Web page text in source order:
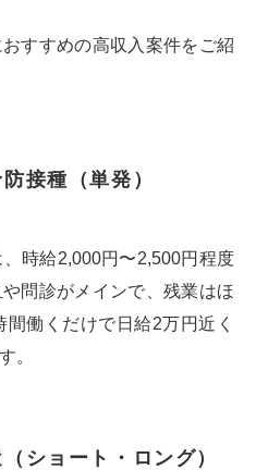
すすめの高収入案件をご紹
接種（単発）
時給2,000円〜2,500円程度
問診がメインで、残業はほ
働くだけで日給2万円近く
。
ショート・ロング）